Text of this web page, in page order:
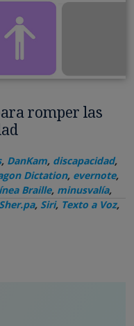
romper las
, DanKam, discapacidad,
Dictation, evernote,
Braille, minusvalía,
Sher.pa, Siri, Texto a Voz,